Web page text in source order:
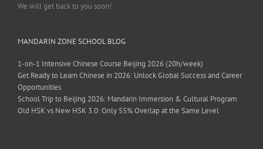
We will get back to you soon!
MANDARIN ZONE SCHOOL BLOG
1-on-1 Intensive Chinese Course Beijing 2026 (20h/week)
Get Ready to Learn Chinese in 2026: Unlock Global Success and Career
Opportunities
School Trip to Beijing 2026: Mandarin Immersion & Cultural Program
Old HSK vs New HSK 3.0: Only 55% Overlap at the Same Level